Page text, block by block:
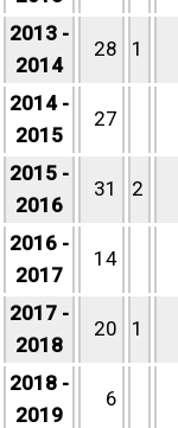
2013 -
2014
28 1
2014 -
2015
27
2015 -
2016
31 2
2016 -
2017
14
2017 -
2018
20 1
2018 -
2019
6